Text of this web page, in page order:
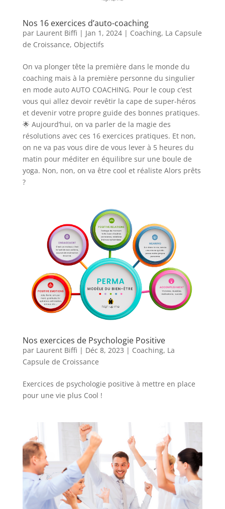
Nos 16 exercices d’auto-coaching
par Laurent Biffi | Jan 1, 2024| Coaching, La Capsule
de Croissance, Objectifs
On va plonger tête la première dans le monde du
coaching mais à la première personne du singulier
en mode auto AUTO COACHING. Pour le coup c’est
vous qui allez devoir revêtir la cape de super-héros
et devenir votre propre guide des bonnes pratiques.
🌟 Aujourd’hui, on va parler de la magie des
résolutions avec ces 16 exercices pratiques. Et non,
on ne va pas vous dire de vous lever à 5 heures du
matin pour méditer en équilibre sur une boule de
yoga. Non, non, on va être cool et réaliste Alors prêts
?
Nos exercices de Psychologie Positive
par Laurent Biffi | Déc 8, 2023 | Coaching, La
Capsule de Croissance
Exercices de psychologie positive à mettre en place
pour une vie plus Cool !